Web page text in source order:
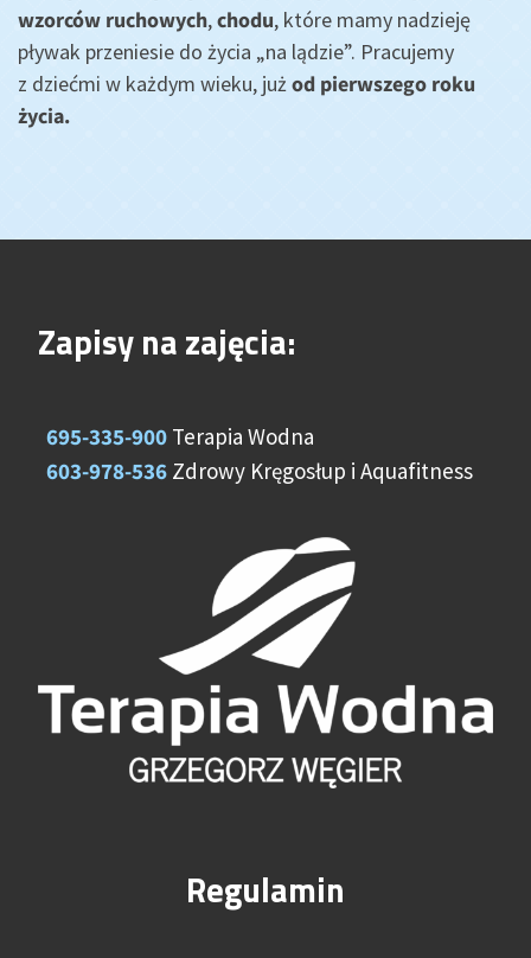
wzorców ruchowych,chodu, które mamy nadzieję
pływak przeniesie do życia „na lądzie”. Pracujemy
z dziećmi w każdym wieku, jużod pierwszego roku
życia.
Zapisy na zajęcia:
695-335-900 Terapia Wodna
603-978-536 Zdrowy Kręgosłup i Aquafitness
Regulamin